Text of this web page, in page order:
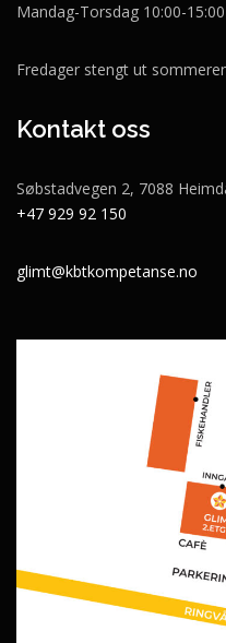
Mandag-Torsdag 10:00-15:00
Fredager stengt ut
Kontakt oss
Søbstadvegen 2, 7088
+47 929 92 150
glimt@kbtkompetanse.no